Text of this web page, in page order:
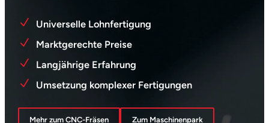
Universelle Lohnfertigung
Marktgerechte Preise
Langjährige Erfahrung
Umsetzung komplexer Fertigungen
Mehr zum CNC-Fräsen Zum Maschinenpark